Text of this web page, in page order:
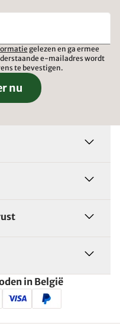
gelezen en ga ermee
e-mailadres wordt
te bevestigen.
nu
in België